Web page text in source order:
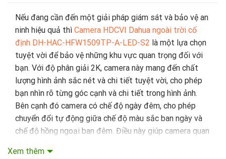
Nếu đang cần đến một giải pháp giám sát và bảo vệ an
ninh hiệu quả thì Camera HDCVI Dahua ngoài trời cố
định DH-HAC-HFW1509TP-A-LED-S2 là một lựa chọn
tuyệt vời để bảo vệ những khu vực quan trọng đối với
bạn. Với độ phân giải 2K, camera này mang đến chất
lượng hình ảnh sắc nét và chi tiết tuyệt vời, cho phép
bạn nhìn rõ từng góc cạnh và chi tiết trong hình ảnh.
Bên cạnh đó camera có chế độ ngày đêm, cho phép
chuyển đổi tự động giữa chế độ màu sắc ban ngày và
chế độ hồng ngoại ban đêm. Điều này giúp camera quan
sang chế độ hồng ngoại để quan sát trong điều kiện
Xem thêm